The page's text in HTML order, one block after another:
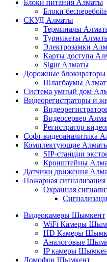
Блоки питания Алматы
Блоки
СКУД Алматы
Терминалы
Турникеты
Электрозамки
Карты доступа
Sigur Алматы
Дорожные
Шлагбаумы
Система умный дом
Видеорегистраторы и
Видеосервер
Регистратор
Софт видеоаналитика
Комплектующие
SIP-станции
Кронштейны
Датчики движения
Пожарная
Охранная
Видеокамеры Шымкент
WiFi Камеры
HD Камеры
Аналоговые
IP камеры
Домофон Шымкент